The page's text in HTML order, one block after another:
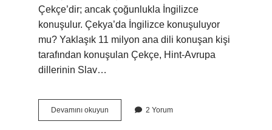
Çekçe’dir; ancak çoğunlukla İngilizce
konuşulur. Çekya’da İngilizce konuşuluyor
mu? Yaklaşık 11 milyon ana dili konuşan kişi
tarafından konuşulan Çekçe, Hint-Avrupa
dillerinin Slav…
Devamını okuyun
Hangi
2 Yorum